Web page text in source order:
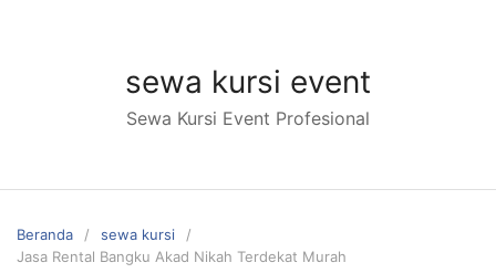
sewa kursi event
Sewa Kursi Event Profesional
Beranda
sewa kursi
Jasa Rental Bangku Akad Nikah Terdekat Murah